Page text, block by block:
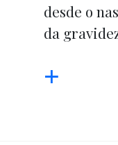
desde o
da
+